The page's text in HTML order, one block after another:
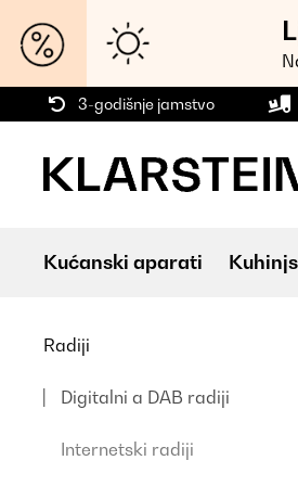
3-godišnje jamstvo
Kućanski aparati
Radiji
Digitalni a DAB radiji
Internetski radiji